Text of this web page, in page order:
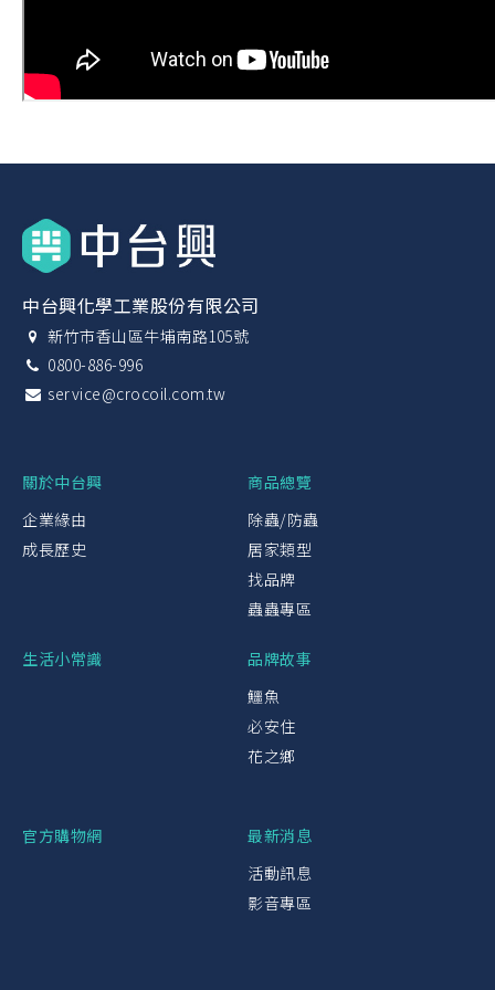
中台興化學工業股份有限公司
新竹市香山區牛埔南路105號
0800-886-996
service@crocoil.com.tw
關於中台興
企業緣由
成長歷史
商品總覽
除蟲/防蟲
居家類型
找品牌
蟲蟲專區
生活小常識
品牌故事
鱷魚
必安住
花之鄉
官方購物網
最新消息
活動訊息
影音專區